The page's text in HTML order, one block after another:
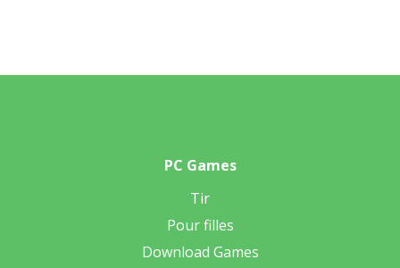
PC Games
Tir
Pour filles
Download Games